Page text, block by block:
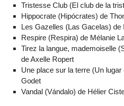
Tristesse Club (El club de la
Hippocrate (Hipócrates) de
Les Gazelles (Las Gacelas) de
Respire (Respira) de Mélanie
Tirez la langue, mademoiselle
de Axelle Ropert
Une place sur la terre (Un
Godet
Vandal (Vándalo) de Hélier